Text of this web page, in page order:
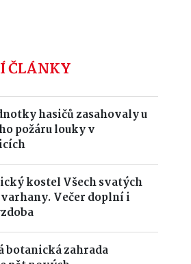
ČLÁNKY
hasičů zasahovaly u
požáru louky v
kostel Všech svatých
Večer doplní i
botanická zahrada